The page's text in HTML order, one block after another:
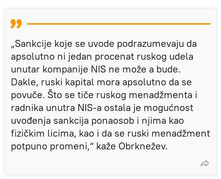
„Sankcije koje se uvode podrazumevaju da
apsolutno ni jedan procenat ruskog udela
unutar kompanije NIS ne može a bude.
Dakle, ruski kapital mora apsolutno da se
povuče. Što se tiče ruskog menadžmenta i
radnika unutra NIS-a ostala je mogućnost
uvođenja sankcija ponaosob i njima kao
fizičkim licima, kao i da se ruski menadžment
potpuno promeni,“ kaže Obrknežev.